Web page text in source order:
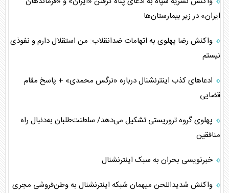
ایران» در زیر بیمارستان‌ها
واکنش رضا پهلوی به اتهامات ضدانقلاب: من استقلال دارم و نفوذی
نیستم
ادعاهای کذب اینترنشنال درباره «نرگس محمدی» + پاسخ مقام
قضایی
پهلوی گروه تروریستی تشکیل می‌دهد/ سلطنت‌طلبان به‌دنبال راه
منافقین
خبرنویسی بحران به سبک اینترنشنال
واکنش شدیداللحن میهمان شبکه اینترنشنال به وطن‌فروشی مجری